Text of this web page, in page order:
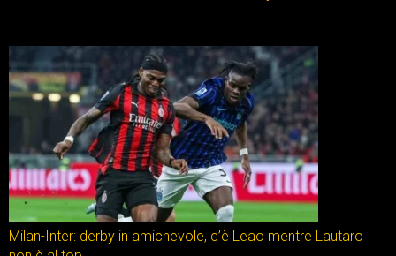
Milan-Inter: derby in amichevole, c’è Leao mentre Lautaro